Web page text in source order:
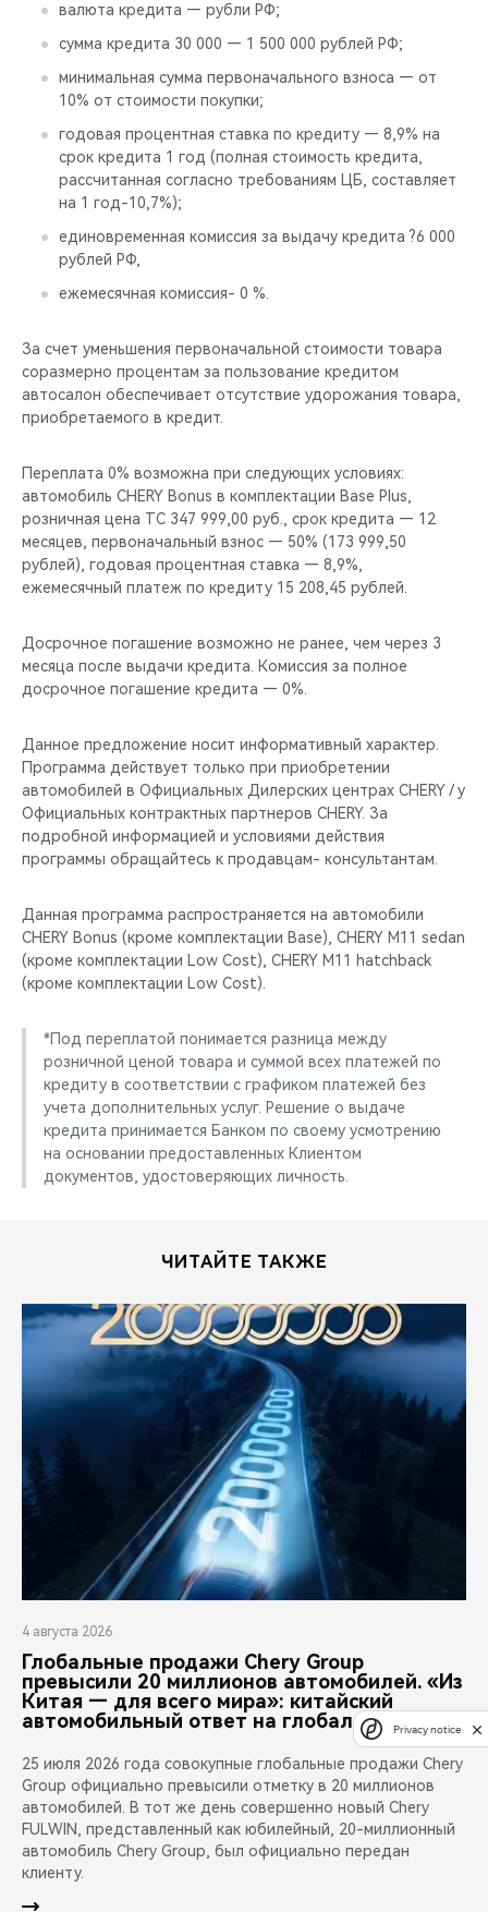
валюта кредита — рубли РФ;
сумма кредита 30 000 — 1 500 000 рублей РФ;
минимальная сумма первоначального взноса — от
10% от стоимости покупки;
годовая процентная ставка по кредиту — 8,9% на
срок кредита 1 год (полная стоимость кредита,
рассчитанная согласно требованиям ЦБ, составляет
на 1 год-10,7%);
единовременная комиссия за выдачу кредита ?6 000
рублей РФ,
ежемесячная комиссия- 0 %.
За счет уменьшения первоначальной стоимости товара
соразмерно процентам за пользование кредитом
автосалон обеспечивает отсутствие удорожания товара,
приобретаемого в кредит.
Переплата 0% возможна при следующих условиях:
автомобиль CHERY Bonus в комплектации Base Plus,
розничная цена ТС 347 999,00 руб., срок кредита — 12
месяцев, первоначальный взнос — 50% (173 999,50
рублей), годовая процентная ставка — 8,9%,
ежемесячный платеж по кредиту 15 208,45 рублей.
Досрочное погашение возможно не ранее, чем через 3
месяца после выдачи кредита. Комиссия за полное
досрочное погашение кредита — 0%.
Данное предложение носит информативный характер.
Программа действует только при приобретении
автомобилей в Официальных Дилерских центрах CHERY / у
Официальных контрактных партнеров CHERY. За
подробной информацией и условиями действия
программы обращайтесь к продавцам- консультантам.
Данная программа распространяется на автомобили
CHERY Bonus (кроме комплектации Base), CHERY M11 sedan
(кроме комплектации Low Cost), CHERY M11 hatchback
(кроме комплектации Low Cost).
*Под переплатой понимается разница между
розничной ценой товара и суммой всех платежей по
кредиту в соответствии с графиком платежей без
учета дополнительных услуг. Решение о выдаче
кредита принимается Банком по своему усмотрению
на основании предоставленных Клиентом
документов, удостоверяющих личность.
ЧИТАЙТЕ ТАКЖЕ
4 августа 2026
Глобальные продажи Chery Group
превысили 20 миллионов автомобилей. «Из
Китая — для всего мира»: китайский
автомобильный ответ на глобализацию
25 июля 2026 года совокупные глобальные продажи Chery
Group официально превысили отметку в 20 миллионов
автомобилей. В тот же день совершенно новый Chery
FULWIN, представленный как юбилейный, 20-миллионный
автомобиль Chery Group, был официально передан
клиенту.
Privacy notice